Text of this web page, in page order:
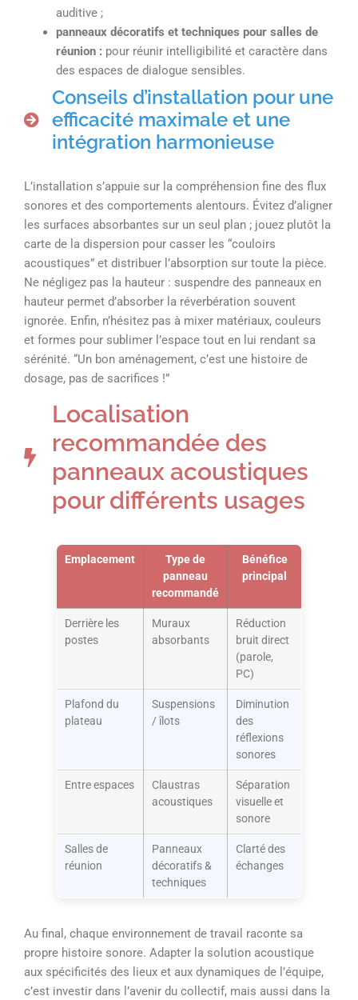
auditive ;
panneaux décoratifs et techniques pour salles de
réunion : pour réunir intelligibilité et caractère dans
des espaces de dialogue sensibles.
Conseils d’installation pour une
efficacité maximale et une
intégration harmonieuse
L’installation s’appuie sur la compréhension fine des flux
sonores et des comportements alentours. Évitez d’aligner
les surfaces absorbantes sur un seul plan ; jouez plutôt la
carte de la dispersion pour casser les “couloirs
acoustiques” et distribuer l’absorption sur toute la pièce.
Ne négligez pas la hauteur : suspendre des panneaux en
hauteur permet d’absorber la réverbération souvent
ignorée. Enfin, n’hésitez pas à mixer matériaux, couleurs
et formes pour sublimer l’espace tout en lui rendant sa
sérénité. “Un bon aménagement, c’est une histoire de
dosage, pas de sacrifices !”
Localisation
recommandée des
panneaux acoustiques
pour différents usages
Emplacement
Type de
panneau
recommandé
Bénéfice
principal
Derrière les
postes
Muraux
absorbants
Réduction
bruit direct
(parole,
PC)
Plafond du
plateau
Suspensions
/ îlots
Diminution
des
réflexions
sonores
Entre espaces
Claustras
acoustiques
Séparation
visuelle et
sonore
Salles de
réunion
Panneaux
décoratifs &
techniques
Clarté des
échanges
Au final, chaque environnement de travail raconte sa
propre histoire sonore. Adapter la solution acoustique
aux spécificités des lieux et aux dynamiques de l’équipe,
c’est investir dans l’avenir du collectif, mais aussi dans la